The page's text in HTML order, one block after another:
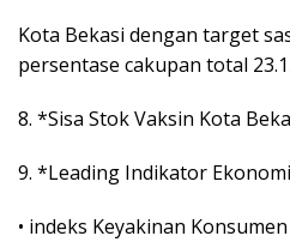
Kota Bekasi dengan target
persentase cakupan total
8. *Sisa Stok Vaksin Kota
9. *Leading Indikator
• indeks Keyakinan